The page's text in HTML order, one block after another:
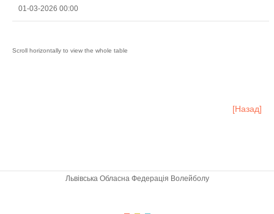
01-03-2026 00:00
[Назад]
Львівська Обласна Федерація Волейболу